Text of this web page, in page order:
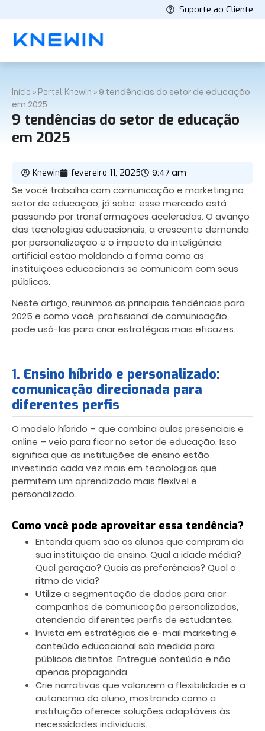
Suporte ao Cliente
Início » Portal Knewin » 9 tendências do setor de educação
em 2025
9 tendências do setor de educação
em 2025
Knewin fevereiro 11, 2025 9:47 am
Se você trabalha com comunicação e marketing no
setor de educação, já sabe: esse mercado está
passando por transformações aceleradas. O avanço
das tecnologias educacionais, a crescente demanda
por personalização e o impacto da inteligência
artificial estão moldando a forma como as
instituições educacionais se comunicam com seus
públicos.
Neste artigo, reunimos as principais tendências para
2025 e como você, profissional de comunicação,
pode usá-las para criar estratégias mais eficazes.
1. Ensino híbrido e personalizado:
comunicação direcionada para
diferentes perfis
O modelo híbrido – que combina aulas presenciais e
online – veio para ficar no setor de educação. Isso
significa que as instituições de ensino estão
investindo cada vez mais em tecnologias que
permitem um aprendizado mais flexível e
personalizado.
Como você pode aproveitar essa tendência?
Entenda quem são os alunos que compram da
sua instituição de ensino. Qual a idade média?
Qual geração? Quais as preferências? Qual o
ritmo de vida?
Utilize a segmentação de dados para criar
campanhas de comunicação personalizadas,
atendendo diferentes perfis de estudantes.
Invista em estratégias de e-mail marketing e
conteúdo educacional sob medida para
públicos distintos. Entregue conteúdo e não
apenas propaganda.
Crie narrativas que valorizem a flexibilidade e a
autonomia do aluno, mostrando como a
instituição oferece soluções adaptáveis às
necessidades individuais.